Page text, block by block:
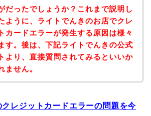
だったでしょうか？これまで説明し
ように、ライトでんきのお店でクレ
カードエラーが発生する原因は様々
す。後は、下記ライトでんきの公式
より、直接質問されてみるといいか
ません。
レジットカードエラーの問題を今